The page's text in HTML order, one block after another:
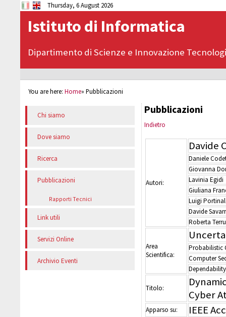
Thursday, 6 August 2026
Istituto di Informatica
Dipartimento di Scienze e Innovazione
You are here:Home»Pubblicazioni
Chi siamo
Dove siamo
Ricerca
Pubblicazioni
Rapporti Tecnici
Link utili
Servizi Online
Archivio Eventi
Pubblicazioni
Indietro
Autori:
Davide
Daniele
Giovanna
Lavinia Egidi
Giuliana
Luigi
Davide
Roberta
Area
Scientifica:
Probabilistic
Computer
Titolo:
Cyber
Apparso su: IEEE